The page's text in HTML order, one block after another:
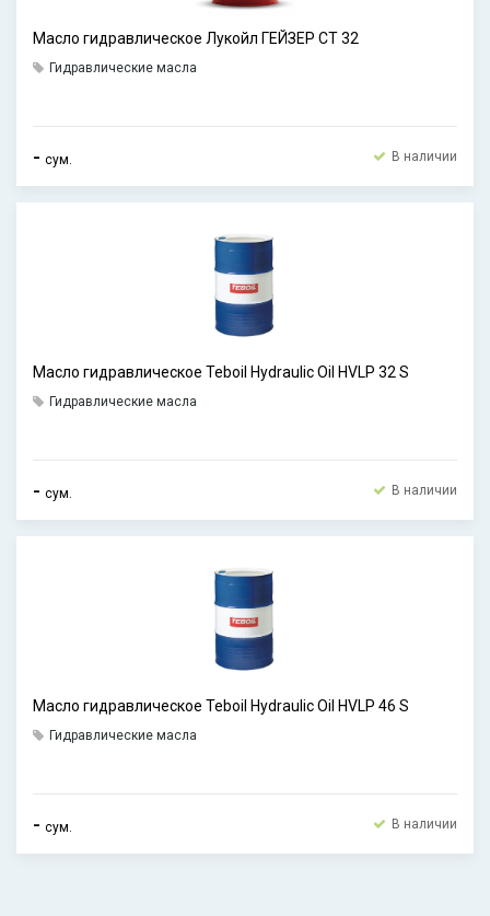
Масло гидравлическое Лукойл ГЕЙЗЕР СТ 32
Гидравлические масла
- сум. В наличии
Масло гидравлическое Teboil Hydraulic Oil HVLP 32 S
Гидравлические масла
- сум. В наличии
Масло гидравлическое Teboil Hydraulic Oil HVLP 46 S
Гидравлические масла
- сум. В наличии